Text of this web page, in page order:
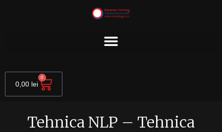
0,00 lei
0
Cart
Tehnica NLP – Tehnica